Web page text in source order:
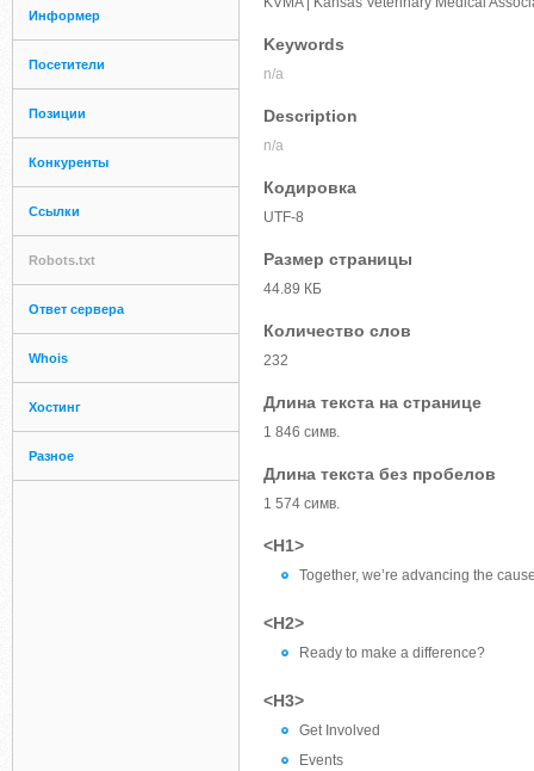
Информер
Посетители
Позиции
Конкуренты
Ссылки
Robots.txt
Ответ сервера
Whois
Хостинг
Разное
Keywords
n/a
Description
n/a
Кодировка
UTF-8
Размер страницы
44.89 КБ
Количество слов
232
Длина текста на странице
1 846 симв.
Длина текста без пробелов
1 574 симв.
<H1>
Together, we’re advancing the
<H2>
Ready to make a difference?
<H3>
Get Involved
Events